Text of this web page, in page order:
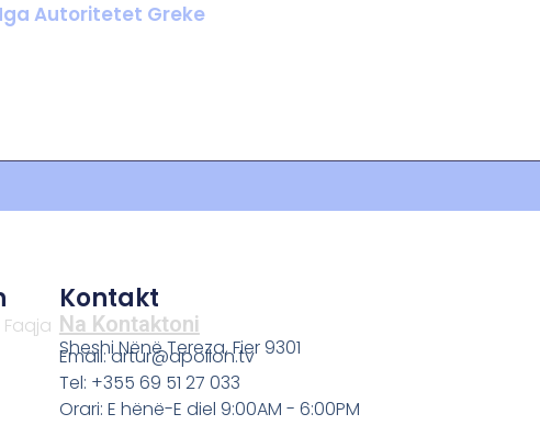
Autoritetet Greke
Kontakt
Na Kontaktoni
Sheshi Nënë Tereza, Fier 9301
Email: artur@apollon.tv
Tel: +355 69 51 27 033
Orari: E hënë-E diel 9:00AM - 6:00PM